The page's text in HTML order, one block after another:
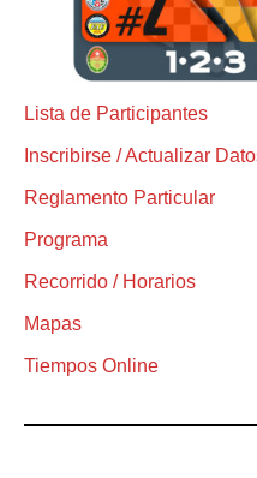
Lista de Participantes
Inscribirse / Actualizar
Reglamento Particular
Programa
Recorrido / Horarios
Mapas
Tiempos Online